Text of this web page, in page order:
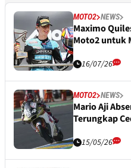
MOTO2 NEWS
Maximo
Moto2 untuk
16/07/26
MOTO2 NEWS
Mario Aji
Terungkap
15/05/26